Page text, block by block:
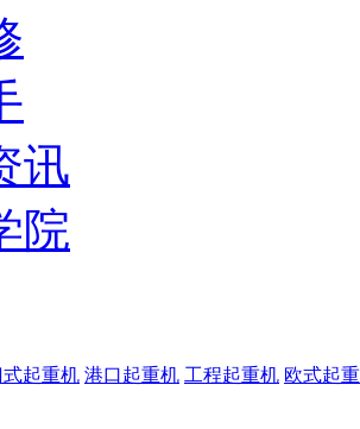
讯
院
式起重机 港口起重机 工程起重机 欧式起